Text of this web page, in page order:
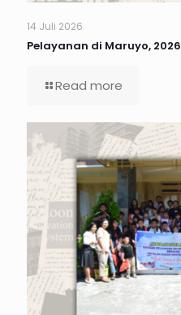
14 Juli 2026
Pelayanan di Maruyo, 2026
Read more